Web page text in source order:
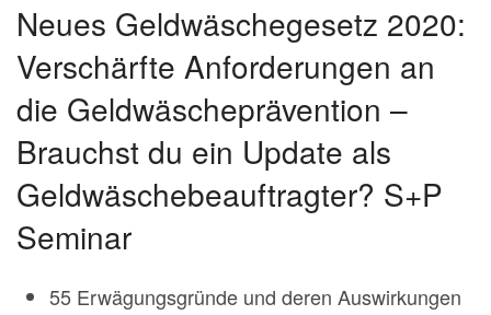
Neues Geldwäschegesetz 2020:
Verschärfte Anforderungen an
die Geldwäscheprävention –
Brauchst du ein Update als
Geldwäschebeauftragter? S+P
Seminar
55 Erwägungsgründe und deren Auswirkungen